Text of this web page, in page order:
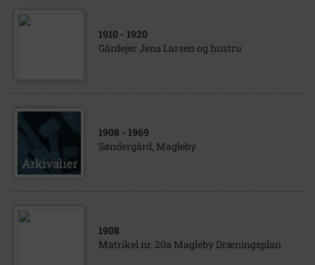
1910 - 1920
Gårdejer Jens Larsen og hustru
1908 - 1969
Søndergård, Magleby
1908
Matrikel nr. 20a Magleby Dræningsplan